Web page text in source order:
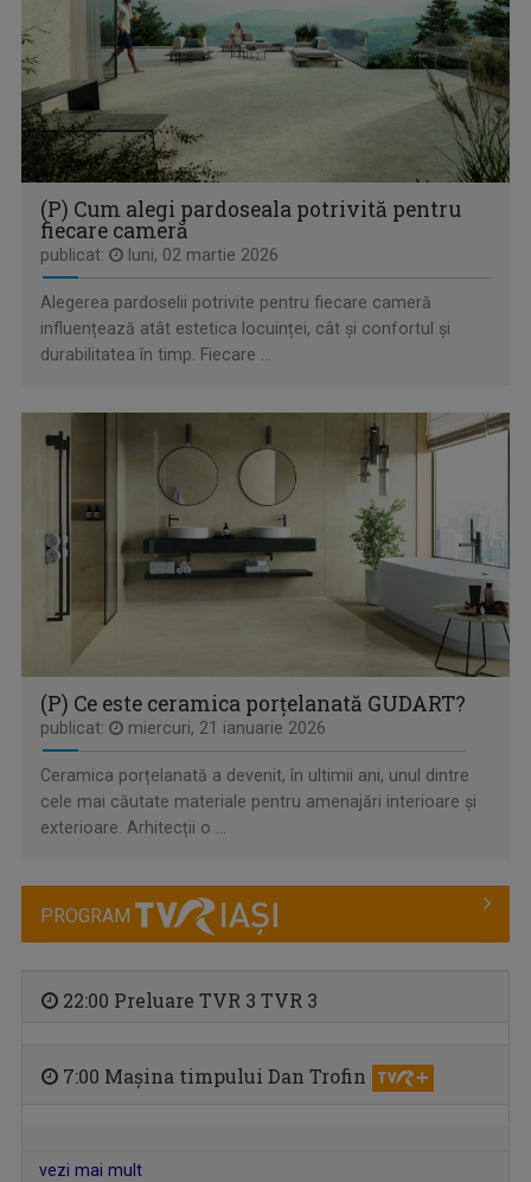
ARENA
Emisiune cu specific sportiv, care abordează ...
MAŞINA TIMPULUI
Un calendar al evenimentelor zilei
CULT ART
Spectacole, concerte, festivaluri, lansări de ...
(P) Cum alegi pardoseala potrivită pentru
fiecare cameră
publicat: luni, 02 martie 2026
Alegerea pardoselii potrivite pentru fiecare cameră
influențează atât estetica locuinței, cât și confortul și
durabilitatea în timp. Fiecare ...
(P) Ce este ceramica porțelanată GUDART?
publicat: miercuri, 21 ianuarie 2026
Ceramica porțelanată a devenit, în ultimii ani, unul dintre
cele mai căutate materiale pentru amenajări interioare și
exterioare. Arhitecții o ...
PROGRAM
22:00 Preluare TVR 3 TVR 3
7:00 Mașina timpului Dan Trofin
vezi mai mult